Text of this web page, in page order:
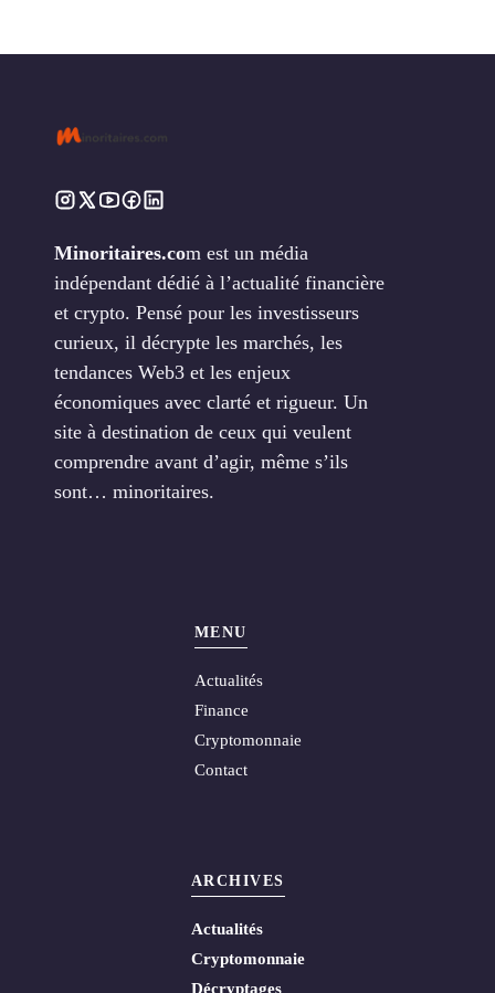
Minoritaires.com est un média
indépendant dédié à l’actualité financière
et crypto. Pensé pour les investisseurs
curieux, il décrypte les marchés, les
tendances Web3 et les enjeux
économiques avec clarté et rigueur. Un
site à destination de ceux qui veulent
comprendre avant d’agir, même s’ils
sont… minoritaires.
MENU
Actualités
Finance
Cryptomonnaie
Contact
ARCHIVES
Actualités
Cryptomonnaie
Décryptages